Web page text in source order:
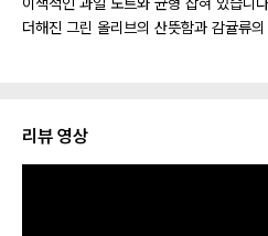
이색적인 과일 노트와 균형 잡혀 있습니
더해진 그린 올리브의 산뜻함과 감귤류
리뷰 영상